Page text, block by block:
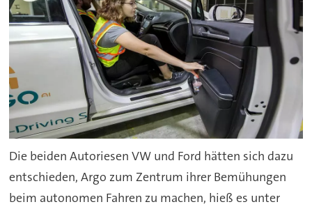
Die beiden Autoriesen VW und Ford hätten sich dazu
entschieden, Argo zum Zentrum ihrer Bemühungen
beim autonomen Fahren zu machen, hieß es unter